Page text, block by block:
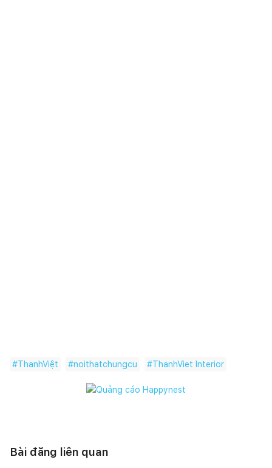
#ThanhViệt #noithatchungcu #ThanhViet Interior
Bài đăng liên quan